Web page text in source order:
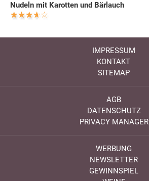
Nudeln mit Karotten und Bärlauch
IMPRESSUM
KONTAKT
SITEMAP
AGB
DATENSCHUTZ
PRIVACY MANAGER
WERBUNG
NEWSLETTER
GEWINNSPIEL